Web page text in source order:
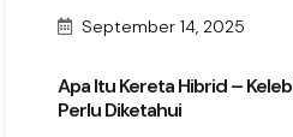
September 14, 2025
Apa Itu Kereta Hibrid –
Perlu Diketahui